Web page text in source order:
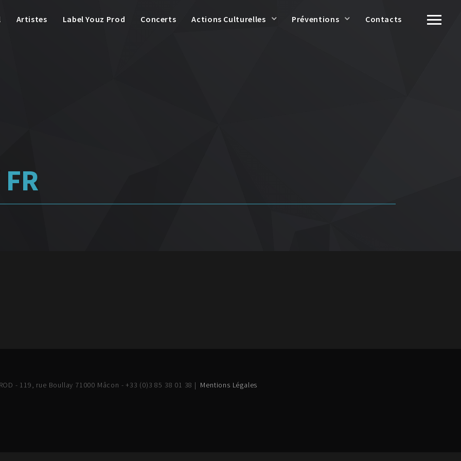
Artistes Label Youz Prod Concerts Actions Culturelles Préventions Contacts
- 119, rue Boullay 71000 Mâcon - +33 (0)3 85 38 01 38 | Mentions Légales